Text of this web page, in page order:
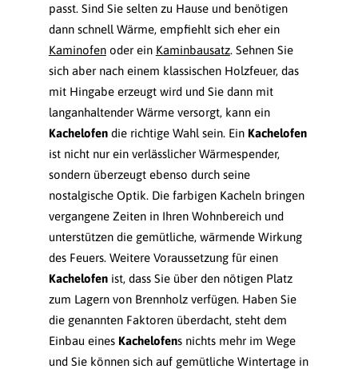
passt. Sind Sie selten zu Hause und benötigen
dann schnell Wärme, empfiehlt sich eher ein
Kaminofenoder ein Kaminbausatz. Sehnen Sie
sich aber nach einem klassischen Holzfeuer, das
mit Hingabe erzeugt wird und Sie dann mit
langanhaltender Wärme versorgt, kann ein
Kachelofendie richtige Wahl sein. Ein Kachelofen
ist nicht nur ein verlässlicher Wärmespender,
sondern überzeugt ebenso durch seine
nostalgische Optik. Die farbigen Kacheln bringen
vergangene Zeiten in Ihren Wohnbereich und
unterstützen die gemütliche, wärmende Wirkung
des Feuers. Weitere Voraussetzung für einen
Kachelofenist, dass Sie über den nötigen Platz
zum Lagern von Brennholz verfügen. Haben Sie
die genannten Faktoren überdacht, steht dem
Einbau eines Kachelofens nichts mehr im Wege
und Sie können sich auf gemütliche Wintertage in